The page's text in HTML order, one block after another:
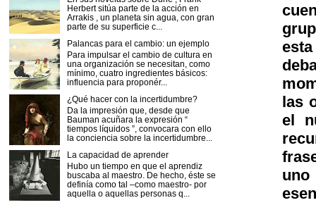
las
el
Herbert sitúa parte de la acción en
Arrakis , un planeta sin agua, con gran
parte de su superficie c...
Palancas para el cambio: un ejemplo
Para impulsar el cambio de cultura en
una organización se necesitan, como
mínimo, cuatro ingredientes básicos:
influencia para proponér...
¿Qué hacer con la incertidumbre?
Da la impresión que, desde que
Bauman acuñara la expresión “
tiempos líquidos ”, convocara con ello
la conciencia sobre la incertidumbre...
La capacidad de aprender
Hubo un tiempo en que el aprendiz
buscaba al maestro. De hecho, éste se
definía como tal –como maestro- por
aquella o aquellas personas q...